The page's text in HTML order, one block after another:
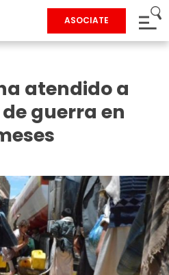
ASOCIATE
atendido a
guerra en